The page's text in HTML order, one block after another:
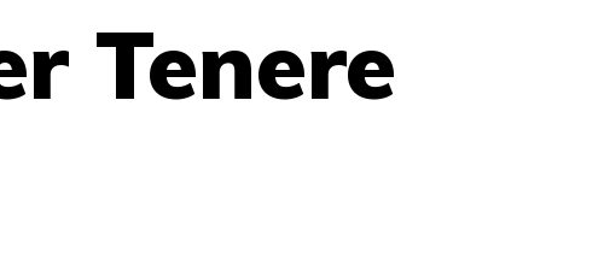
Tenere